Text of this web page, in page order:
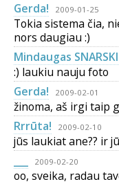
Gerda!
2009-01-25
Tokia sistema čia,
nors daugiau :)
Mindaugas
:) laukiu nauju foto
Gerda!
2009-02-01
žinoma, aš irgi taip
Rrrūta!
2009-02-10
jūs laukiat ane?? ir
2009-02-20
oo, sveika, radau